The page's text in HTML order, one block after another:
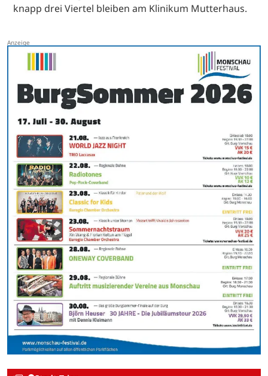
knapp drei Viertel bleiben am Klinikum Mutterhaus.